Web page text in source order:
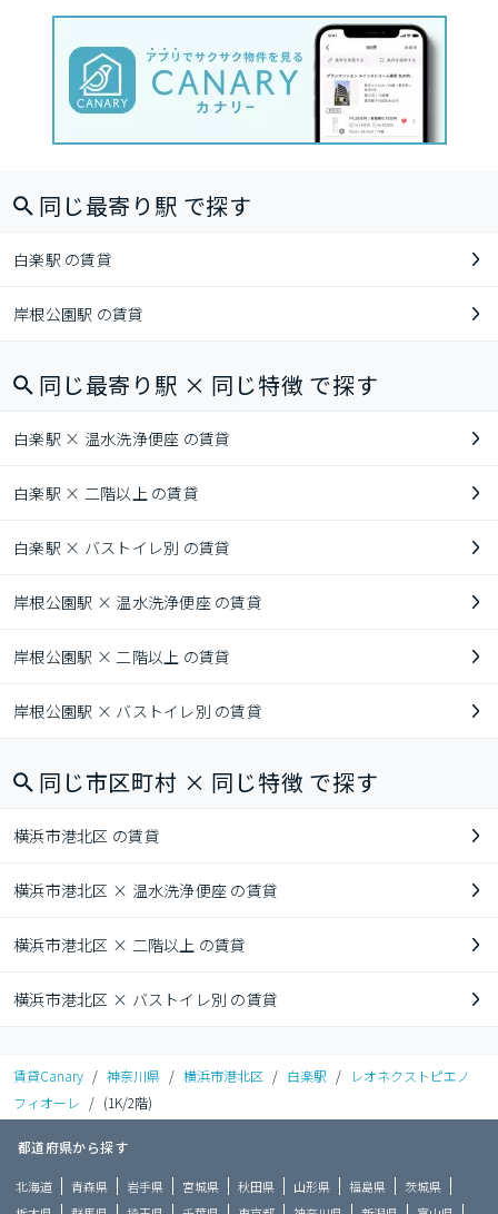
同じ最寄り駅 で探す
白楽駅 の賃貸
岸根公園駅 の賃貸
同じ最寄り駅 × 同じ特徴 で探す
白楽駅 × 温水洗浄便座 の賃貸
白楽駅 × 二階以上 の賃貸
白楽駅 × バストイレ別 の賃貸
岸根公園駅 × 温水洗浄便座 の賃貸
岸根公園駅 × 二階以上 の賃貸
岸根公園駅 × バストイレ別 の賃貸
同じ市区町村 × 同じ特徴 で探す
横浜市港北区 の賃貸
横浜市港北区 × 温水洗浄便座 の賃貸
横浜市港北区 × 二階以上 の賃貸
横浜市港北区 × バストイレ別 の賃貸
賃貸Canary / 神奈川県 / 横浜市港北区 / 白楽駅 /
レオネクストピエノ
フィオーレ / (1K/2階)
都道府県から探す
北海道 青森県 岩手県 宮城県 秋田県 山形県 福島県
茨城県